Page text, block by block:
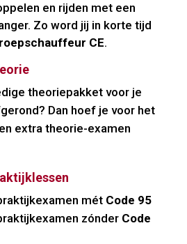
en rijden met een
Zo word jij in korte tijd
CE.
theoriepakket voor je
Dan hoef je voor het
extra theorie-examen
mét Code 95
zónder Code